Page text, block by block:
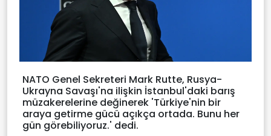
NATO Genel Sekreteri Mark Rutte, Rusya-
Ukrayna Savaşı'na ilişkin İstanbul'daki barış
müzakerelerine değinerek 'Türkiye'nin bir
araya getirme gücü açıkça ortada. Bunu her
gün görebiliyoruz.' dedi.